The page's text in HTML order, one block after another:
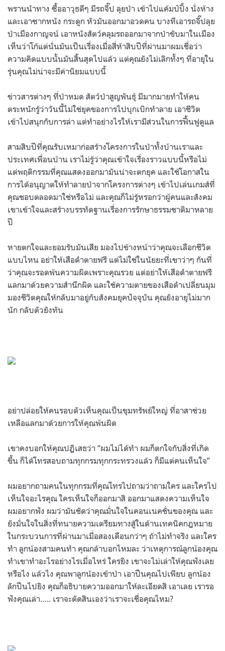
พรานนำทาง ซื้ออาวุธดีๆ มีรถจี๊ป ลุยป่า เข้าไปแค้มป์ปิ้ง นั่งห้าง
และเอาซากหนัง กระดูก หัวมันออกมาอวดคน บางทีเอารถจี๊ปลุย
ป่าเมืองกาญจน์ เอาหนังสัตว์คลุมรถออกมาจากป่าขับมาในเมือง
เห็นว่าโก้แต่นั่นมันเป็นเรื่องเมื่อสี่ห้าสิบปีที่ผ่านมาผมเชื่อว่า
ความคิดแบบนั้นมันสิ้นสุดไปแล้ว แต่คุณยังไม่เลิกทั้งๆ ที่อายุใน
รุ่นคุณไม่น่าจะมีค่านิยมแบบนี้
ข่าวสารต่างๆ ที่ป่าหมด สัตว์ป่าสูญพันธุ์ มีมากมายทำให้คน
ตระหนักรู้ว่าวันนี้ไม่ใช่ยุคของการไปบุกเบิกทำลาย เอาชีวิต
เข้าไปสนุกกับการล่า แต่ทำอย่างไรให้เรามีส่วนในการฟื้นฟูดูแล
สามสิบปีที่คุณรับเหมาก่อสร้างโครงการในป่าทั้งบ้านเราและ
ประเทศเพื่อนบ้าน เราไม่รู้ว่าคุณเข้าใจเรื่องราวแบบนี้หรือไม่
แต่พฤติกรรมที่คุณแสดงออกมามันน่าจะตกยุค และใช้โอกาสใน
การได้อนุญาตให้ทำลายป่าจากโครงการต่างๆ เข้าไปเล่นเกมส์ที่
คุณชอบตลอดมาใช่หรือไม่ และคุณก็ไม่รู้หรอกว่าผู้คนและสังคม
เขาเข้าใจและสร้างบรรทัดฐานเรื่องการรักษาธรรมชาติมาหลาย
ปี
หายตกใจและยอมรับมันเสีย มองไปข้างหน้าว่าคุณจะเลือกชีวิต
แบบไหน อย่าให้เสือดำตายฟรี แต่ไม่ใช่ในนัยยะที่เขาว่าๆ กันที่
ว่าคุณจะรอดพ้นความผิดเพราะคุณรวย แต่อย่าให้เสือดำตายฟรี
แลกมาด้วยความสำนึกผิด และใช้ความตายของเสือดำเปลี่ยนมุม
มองชีวิตคุณให้กลับมาอยู่กับสังคมยุคปัจจุบัน คุณยังอายุไม่มาก
นัก กลับตัวยังทัน
อย่าปล่อยให้คนรอบตัวเห็นคุณเป็นขุมทรัพย์ใหญ่ ที่อาสาช่วย
เหลือแลกมาด้วยการให้คุณพ้นผิด
เขาคงบอกให้คุณปฏิเสธว่า “ผมไม่ได้ทำ ผมก็ตกใจกับสิ่งที่เกิด
ขึ้น ก็ได้โทรสอบถามทุกกรมทุกกระทรวงแล้ว ก็มีแต่คนเห็นใจ”
ผมอยากถามคนในทุกกรมที่คุณโทรไปถามว่าถามใคร และใครไป
เห็นใจอะไรคุณ ใครเห็นใจก็ออกมาสิ ออกมาแสดงความเห็นใจ
ผมอยากฟัง ผมว่ามันชัดว่าคุณมั่นใจในคอนเนคชั่นของคุณ และ
ยังมั่นใจในสิ่งที่ทนายความเตรียมทางสู้ในด้านเทคนิคกฎหมาย
ในกระบวนการที่ผ่านมาเมื่อสองเดือนกว่าๆ ถ้าไม่ทำจริง และใคร
ทำ ลูกน้องสามคนทำ คุณกล้าบอกไหมละ ว่าเหตุการณ์ลูกน้องคุณ
ทำเขาทำอะไรอย่างไรเมื่อไหร่ ใครยิง เขาจะไม่เล่าให้คุณฟังเลย
หรือไง แล้วไง คุณพาลูกน้องเข้าป่า เอาปืนคุณไปเพียบ ลูกน้อง
ลักปืนไปยิง คุณก็อธิบายความออกมาให้ละเอียดสิ เอาเลย เรารอ
ฟังคุณเล่า….. เราจะตัดสินเองว่าเราจะเชื่อคุณไหม?